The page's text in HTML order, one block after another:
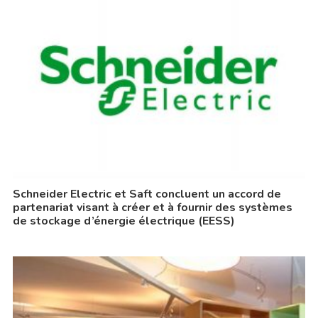
Schneider Electric et Saft concluent un accord de
partenariat visant à créer et à fournir des systèmes
de stockage d’énergie électrique (EESS)